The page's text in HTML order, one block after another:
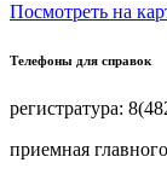
Посмотреть на
Телефоны для справок
регистратура:
приемная